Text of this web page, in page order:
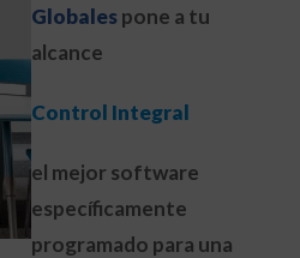
Globalespone a tu
alcance
Control Integral
el mejor software
específicamente
programado para una